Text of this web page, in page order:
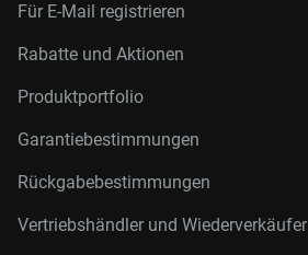
Für E-Mail registrieren
Rabatte und Aktionen
Produktportfolio
Garantiebestimmungen
Rückgabebestimmungen
Vertriebshändler und Wiederverkäufer